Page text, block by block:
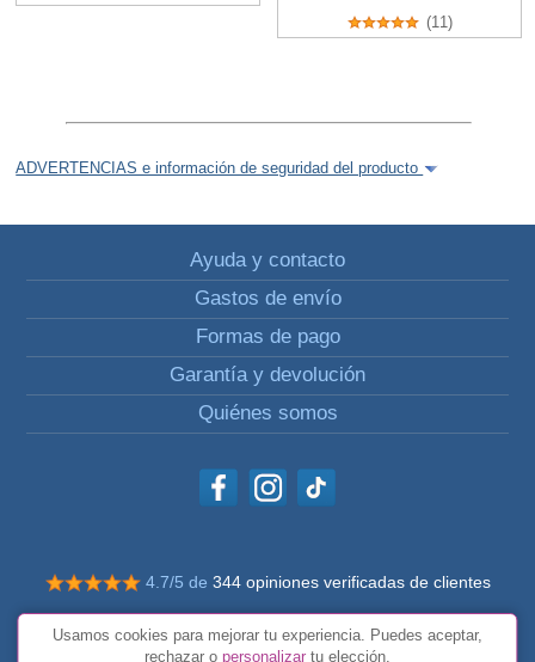
(11)
ADVERTENCIAS e información de seguridad del producto
Ayuda y contacto
Gastos de envío
Formas de pago
Garantía y devolución
Quiénes somos
4.7/5 de 344 opiniones verificadas de clientes
© Todos los derechos reservados Impulsivos
Condiciones generales
Usamos cookies para mejorar tu experiencia. Puedes aceptar,
rechazar o personalizar tu elección.